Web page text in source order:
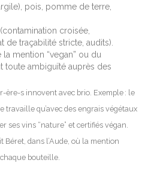
pois, pomme de terre,
croisée,
de traçabilité stricte, audits).
mention “vegan” ou du
toute ambiguïté auprès des
s innovent avec brio. Exemple : le
travaille qu’avec des engrais végétaux
ses vins “nature” et certifiés végan.
Béret, dans l’Aude, où la mention
bouteille.